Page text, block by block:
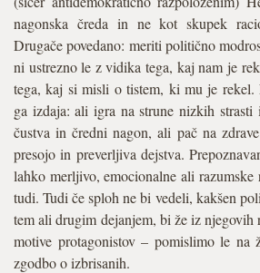
nagonska čreda in ne kot skupek
Drugače povedano: meriti politično
ni ustrezno le z vidika tega, kaj nam je
tega, kaj si misli o tistem, ki mu je rekel.
ga izdaja: ali igra na strune nizkih strasti
čustva in čredni nagon, ali pač na
presojo in preverljiva dejstva.
lahko merljivo, emocionalne ali razumske
tudi. Tudi če sploh ne bi vedeli, kakšen
tem ali drugim dejanjem, bi že iz njegovih
motive protagonistov – pomislimo le na
zgodbo o izbrisanih.